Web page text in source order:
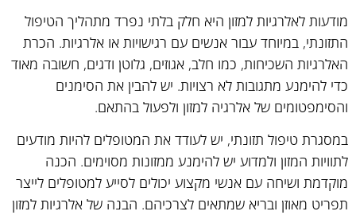
מודעות לאלרגיות למזון היא חלק בלתי נפרד מתהליך הטיפול
התזונתי, במיוחד עבור אנשים עם רגישויות או אלרגיות. הכרת
האלרגיות השכיחות, כמו חלב, אגוזים, גלוטן ודגים, חשובה מאוד
כדי להימנע מתגובות לא רצויות. יש להבין את הסימנים
והסימפטומים של אלרגיה למזון ולפעול בהתאם.
במסגרת טיפול תזונתי, יש לעודד את המטופלים להיות מודעים
לתוויות המזון ולמדוע יש להימנע ממזונות מסוימים. הכנה
מוקדמת ושיחה עם אנשי מקצוע יכולים לסייע למטופלים לייצר
תפריט מאוזן ובריא שמתאים לצרכיהם. הבנה של אלרגיות למזון